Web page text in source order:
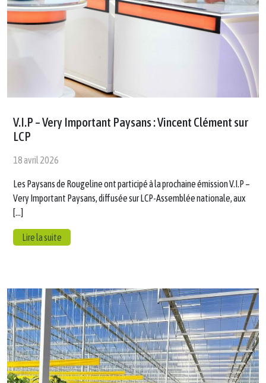
V.I.P – Very Important Paysans : Vincent Clément sur
LCP
18 avril 2026
Les Paysans de Rougeline ont participé à la prochaine émission V.I.P –
Very Important Paysans, diffusée sur LCP-Assemblée nationale, aux
[…]
Lire la suite